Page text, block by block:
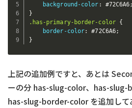
background-color : #72C6A6;
}
.has-primary-border-color {
border-color: #72C6A6;
}
上記の追加例ですと、あとは
ーの分 has-slug-color、has-slug-
has-slug-border-color を追加して